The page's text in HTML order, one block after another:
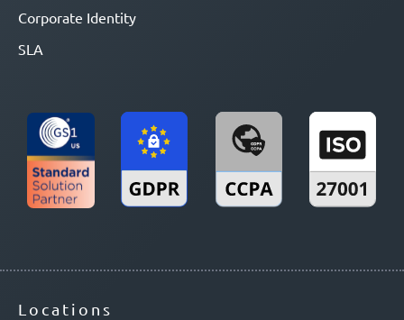
Corporate Identity
SLA
Locations